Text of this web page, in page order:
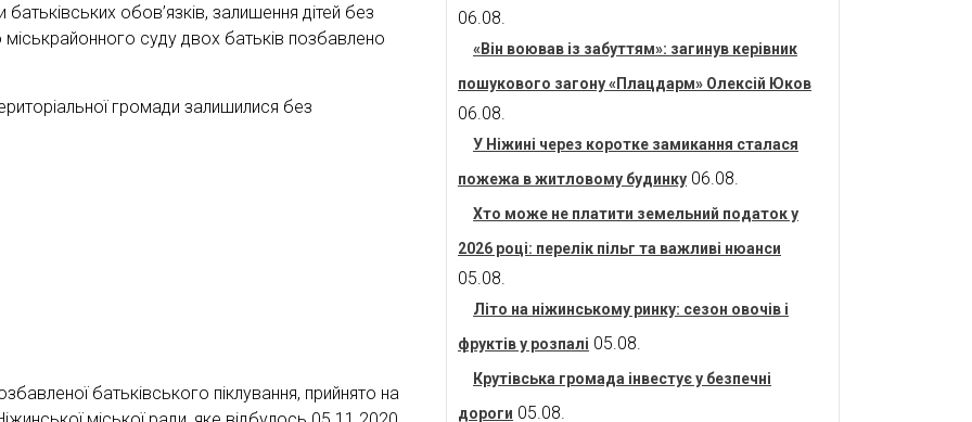
обов’язків, залишення дітей без
суду двох батьків позбавлено
громади залишилися без
батьківського піклування, прийнято на
06.08.
«Він воював із забуттям»: загинув керівник
пошукового загону «Плацдарм» Олексій Юков
06.08.
У Ніжині через коротке замикання сталася
пожежа в житловому будинку 06.08.
Хто може не платити земельний податок у
2026 році: перелік пільг та важливі нюанси
05.08.
Літо на ніжинському ринку: сезон овочів і
фруктів у розпалі 05.08.
Крутівська громада інвестує у безпечні
дороги 05.08.